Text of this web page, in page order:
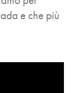
e che più